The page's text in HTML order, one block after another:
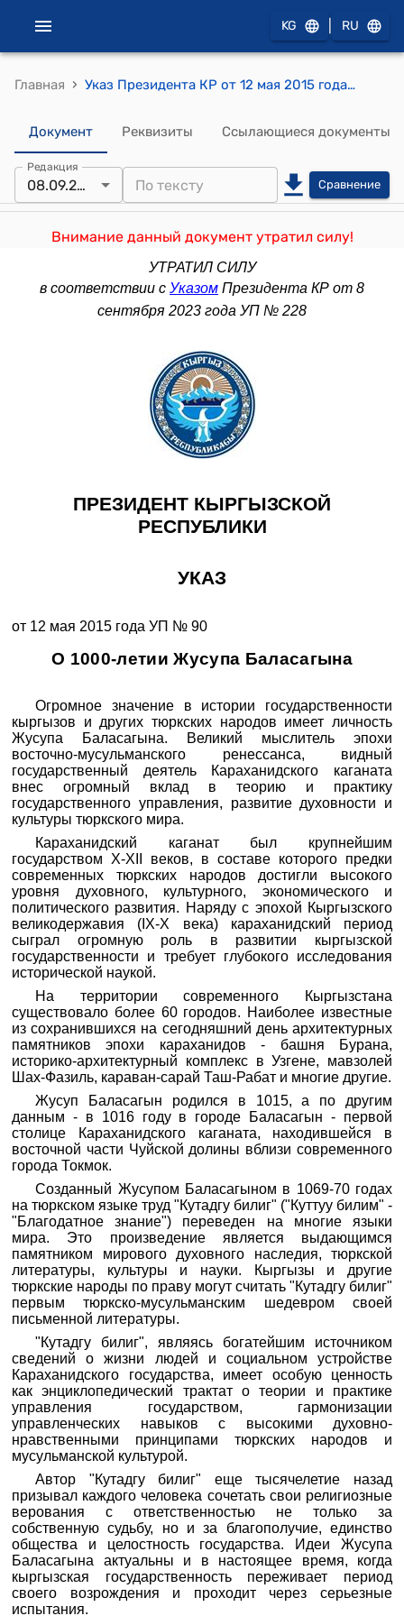
KG RU
Главная › Указ Президента КР от 12 мая 2015 года УП № 90 "О 1000-летии Жусупа Баласагына"
Документ Реквизиты Ссылающиеся документы
Редакция
08.09.2023 Сравнение
Внимание данный документ утратил силу!